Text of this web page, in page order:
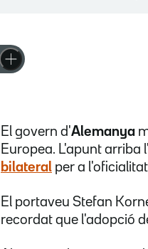
El govern d'Alemanya
Europea. L'apunt
bilateral per a
El portaveu Stefan
recordat que l'adopció